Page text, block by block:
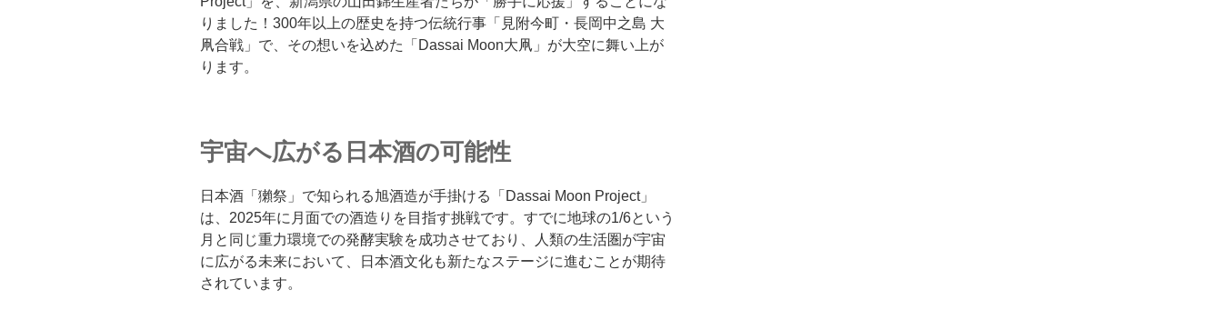
りました！300年以上の歴史を持つ伝統行事「見附今町・長岡中之島 大
凧合戦」で、その想いを込めた「Dassai Moon大凧」が大空に舞い上が
ります。
宇宙へ広がる日本酒の可能性
日本酒「獺祭」で知られる旭酒造が手掛ける「Dassai Moon Project」
は、2025年に月面での酒造りを目指す挑戦です。すでに地球の1/6という
月と同じ重力環境での発酵実験を成功させており、人類の生活圏が宇宙
に広がる未来において、日本酒文化も新たなステージに進むことが期待
されています。